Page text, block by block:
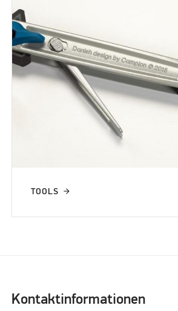
TOOLS
Kontaktinformationen